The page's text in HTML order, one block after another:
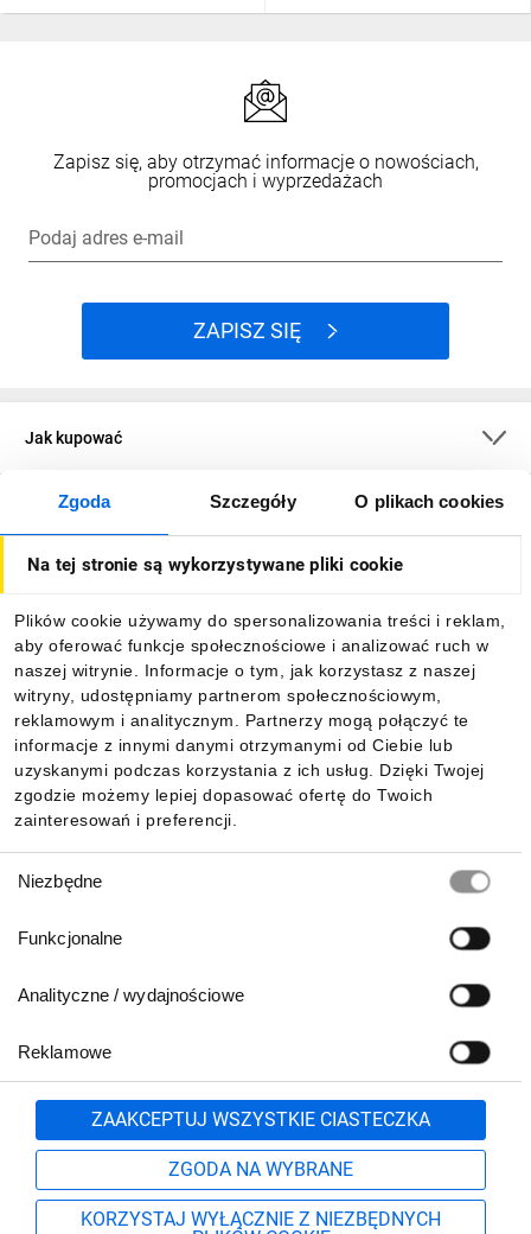
Zgoda Szczegóły O plikach cookies
Na tej stronie są wykorzystywane pliki cookie
Plików cookie używamy do spersonalizowania treści i reklam,
aby oferować funkcje społecznościowe i analizować ruch w
naszej witrynie. Informacje o tym, jak korzystasz z naszej
witryny, udostępniamy partnerom społecznościowym,
reklamowym i analitycznym. Partnerzy mogą połączyć te
informacje z innymi danymi otrzymanymi od Ciebie lub
uzyskanymi podczas korzystania z ich usług. Dzięki Twojej
zgodzie możemy lepiej dopasować ofertę do Twoich
zainteresowań i preferencji.
zgody
Niezbędne
Funkcjonalne
Analityczne / wydajnościowe
Reklamowe
ZAAKCEPTUJ WSZYSTKIE CIASTECZKA
ZGODA NA WYBRANE
KORZYSTAJ WYŁĄCZNIE Z NIEZBĘDNYCH
Zapisz się, aby otrzymać informacje o nowościach,
promocjach i wyprzedażach
Podaj adres e-mail
ZAPISZ SIĘ
Jak kupować
O firmie
Informacje
Pobierz naszą aplikację mobilną:
801 500 700 lub
71 37 61 600
Formularz kontaktowy